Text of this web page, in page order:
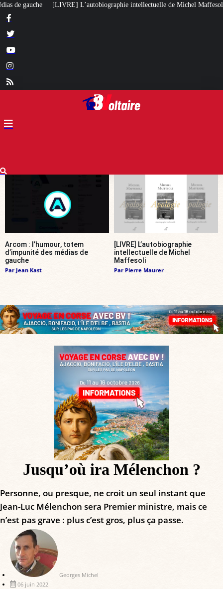
intellectuelle de Michel Maffesoli Pour regagner son influence
Arcom : l’humour, totem
d’impunité des médias de
gauche
Par Jean Kast
[LIVRE] L’autobiographie
intellectuelle de Michel
Maffesoli
Par Pierre Maurer
Jusqu’où ira Mélenchon ?
Personne, ou presque, ne croit un seul instant que
Jean-Luc Mélenchon sera Premier ministre, mais ce
n’est pas grave : plus c’est gros, plus ça passe.
Georges Michel
06 juin 2022